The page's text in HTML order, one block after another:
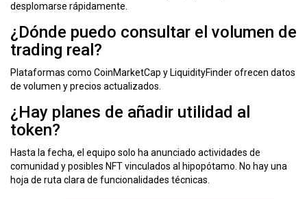
desplomarse rápidamente.
¿Dónde puedo consultar el volumen de
trading real?
Plataformas como CoinMarketCap y LiquidityFinderofrecen datos
de volumen y precios actualizados.
¿Hay planes de añadir utilidad al
token?
Hasta la fecha, el equipo solo ha anunciado actividades de
comunidad y posibles NFT vinculados al hipopótamo. No hay una
hoja de ruta clara de funcionalidades técnicas.